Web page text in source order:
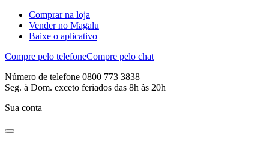
Comprar na loja
Vender no Magalu
Baixe o aplicativo
Compre pelo telefoneCompre pelo chat
Número de telefone 0800 773 3838
Seg. à Dom. exceto feriados das 8h às 20h
Sua conta